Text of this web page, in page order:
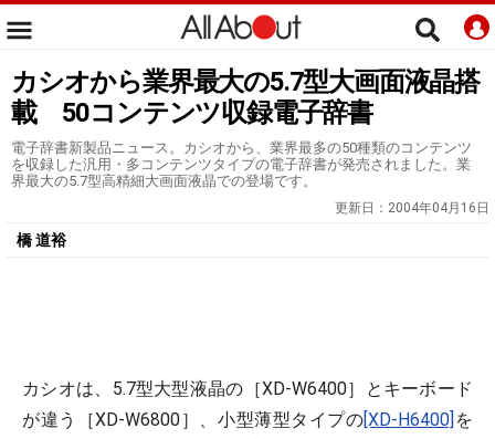
カシオから業界最大の5.7型大画面液晶搭
載 50コンテンツ収録電子辞書
電子辞書新製品ニュース。カシオから、業界最多の50種類のコンテンツ
を収録した汎用・多コンテンツタイプの電子辞書が発売されました。業
界最大の5.7型高精細大画面液晶での登場です。
更新日： 2004年04月16日
橋 道裕
カシオは、5.7型大型液晶の［XD-W6400］とキーボード
が違う［XD-W6800］、小型薄型タイプの[XD-H6400] を